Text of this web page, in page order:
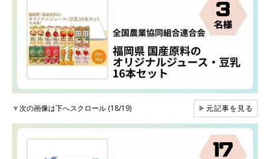
▼次の画像は下へスクロール (18/19) ▶元記事を見る